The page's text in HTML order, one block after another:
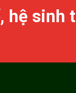
hệ sinh